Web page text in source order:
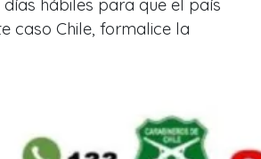
hábiles para que el país
caso Chile, formalice la